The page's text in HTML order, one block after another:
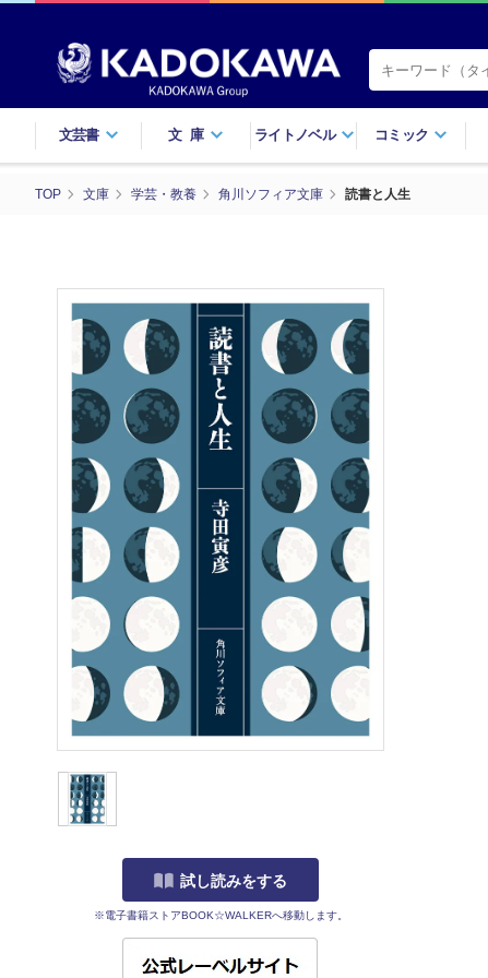
文芸書 文庫 ライトノベル コミック
TOP 文庫 学芸・教養 角川ソフィア文庫 読書と人生
試し読みをする
※電子書籍ストアBOOK☆WALKERへ移動します。